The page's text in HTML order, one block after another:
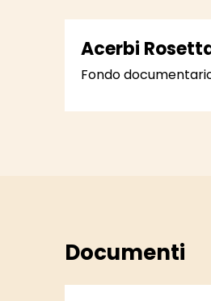
Acerbi
Fondo
Documenti